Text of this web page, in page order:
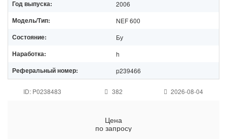
Год выпуска: 2006
Модель/Тип: NEF 600
Состояние: Бу
Наработка: h
Реферальный номер: p239466
ID: P0238483 382 2026-08-04
Цена
по запросу